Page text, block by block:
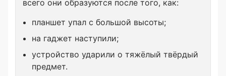
всего они образуются после того, как:
планшет упал с большой высоты;
на гаджет наступили;
устройство ударили о тяжёлый твёрдый
предмет.